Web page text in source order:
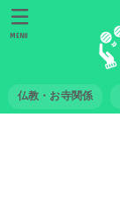
仏教・お寺関係
MENU